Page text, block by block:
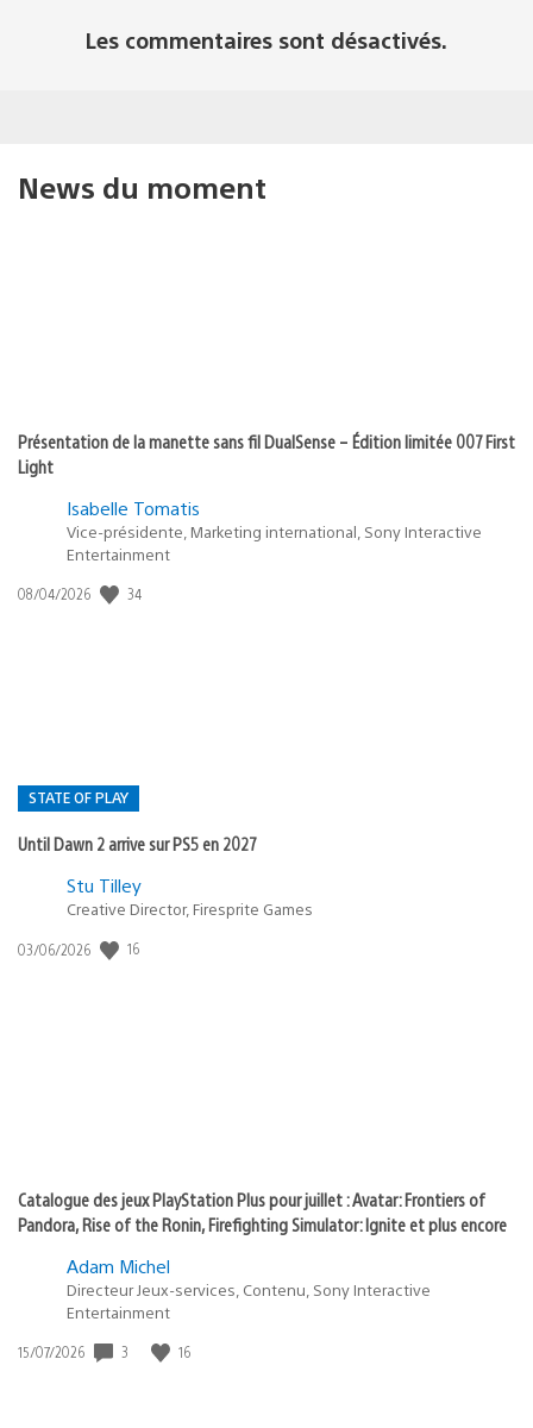
Les commentaires sont désactivés.
News du moment
Présentation de la manette sans fil DualSense – Édition limitée 007 First
Light
Isabelle Tomatis
Vice-présidente, Marketing international, Sony Interactive
Entertainment
Date
08/04/2026 34
STATE OF PLAY
Until Dawn 2 arrive sur PS5 en 2027
Postée
:
Stu Tilley
Creative Director, Firesprite Games
Date
03/06/2026 16
Catalogue des jeux PlayStation Plus pour juillet : Avatar: Frontiers of
Pandora, Rise of the Ronin, Firefighting Simulator: Ignite et plus encore
Adam Michel
Directeur Jeux-services, Contenu, Sony Interactive
Entertainment
Date
15/07/2026 3 16